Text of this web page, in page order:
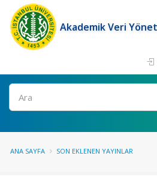
Akademik Veri
Ara
ANA SAYFA SON EKLENEN YAYINLAR